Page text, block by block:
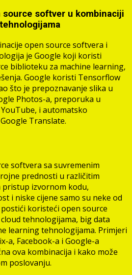
source softver u kombinaciji
open source softvera i
je Google koji koristi
biblioteku za machine learning,
Google koristi Tensorflow
što je prepoznavanje slika u
Photos-a, preporuka u
i automatsko
Translate.
softvera sa suvremenim
prednosti u različitim
pristup izvornom kodu,
i niske cijene samo su neke od
koristeći open source
tehnologijama, big data
learning tehnologijama. Primjeri
a, Facebook-a i Google-a
ova kombinacija i kako može
poslovanju.